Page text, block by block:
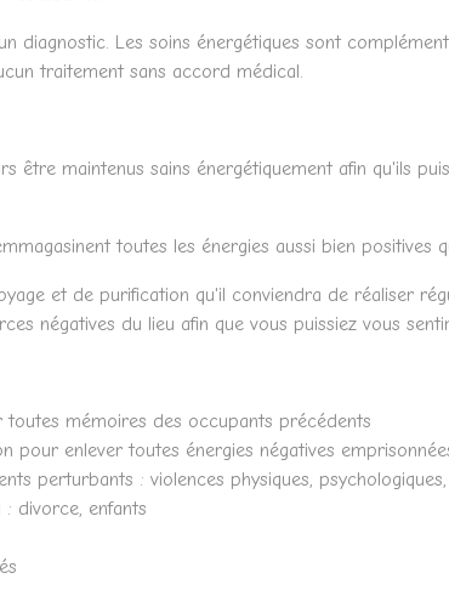
diagnostic. Les soins énergétiques sont
traitement sans accord médical.
être maintenus sains énergétiquement afin qu'ils
toutes les énergies aussi bien positives
et de purification qu'il conviendra de réaliser
négatives du lieu afin que vous puissiez vous
mémoires des occupants précédents
pour enlever toutes énergies négatives
perturbants : violences physiques,
divorce, enfants